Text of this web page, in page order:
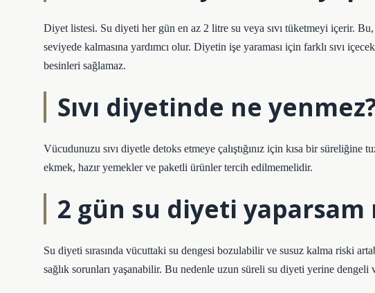
Diyet listesi. Su diyeti her gün en az 2 litre su veya sıvı tüketmeyi içerir.
seviyede kalmasına yardımcı olur. Diyetin işe yaraması için farklı sıvı
besinleri sağlamaz.
Sıvı diyetinde ne
Vücudunuzu sıvı diyetle detoks etmeye çalıştığınız için kısa bir süreliğine
ekmek, hazır yemekler ve paketli ürünler tercih edilmemelidir.
2 gün su diyeti yaparsam
Su diyeti sırasında vücuttaki su dengesi bozulabilir ve susuz kalma riski
sağlık sorunları yaşanabilir. Bu nedenle uzun süreli su diyeti yerine dengeli